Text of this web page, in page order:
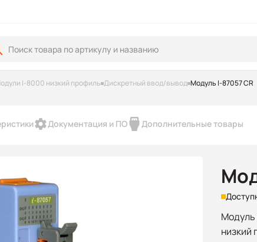
I-8000 низкий профиль Дискретный ввод/вывод Модуль I-87057 CR
Документация и ПО Дополнительные товары
Модуль
низкий